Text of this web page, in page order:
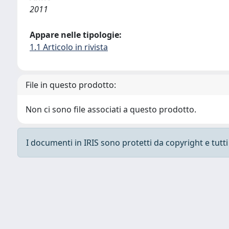
2011
Appare nelle tipologie:
1.1 Articolo in rivista
File in questo prodotto:
Non ci sono file associati a questo prodotto.
I documenti in IRIS sono protetti da copyright e